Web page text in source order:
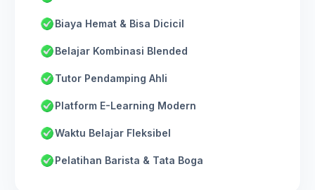
Biaya Hemat & Bisa Dicicil
Belajar Kombinasi Blended
Tutor Pendamping Ahli
Platform E-Learning Modern
Waktu Belajar Fleksibel
Pelatihan Barista & Tata Boga